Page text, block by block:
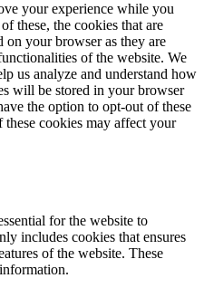
your experience while you
these, the cookies that are
on your browser as they are
of the website. We
us analyze and understand how
will be stored in your browser
the option to opt-out of these
cookies may affect your
for the website to
includes cookies that ensures
of the website. These